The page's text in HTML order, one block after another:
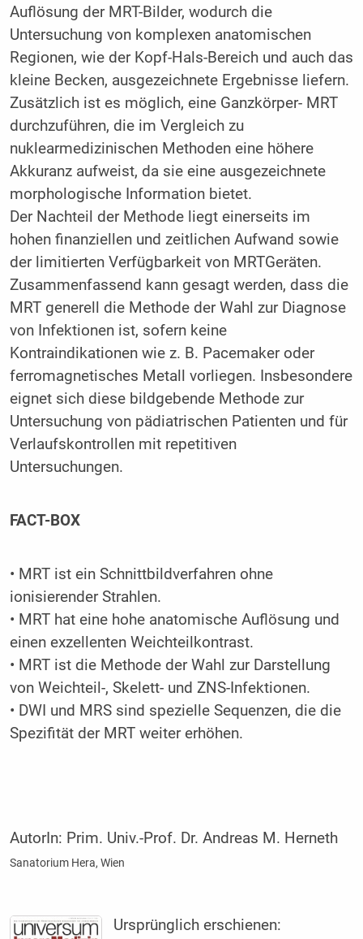
Auflösung der MRT-Bilder, wodurch die
Untersuchung von komplexen anatomischen
Regionen, wie der Kopf-Hals-Bereich und auch das
kleine Becken, ausgezeichnete Ergebnisse liefern.
Zusätzlich ist es möglich, eine Ganzkörper- MRT
durchzuführen, die im Vergleich zu
nuklearmedizinischen Methoden eine höhere
Akkuranz aufweist, da sie eine ausgezeichnete
morphologische Information bietet.
Der Nachteil der Methode liegt einerseits im
hohen finanziellen und zeitlichen Aufwand sowie
der limitierten Verfügbarkeit von MRTGeräten.
Zusammenfassend kann gesagt werden, dass die
MRT generell die Methode der Wahl zur Diagnose
von Infektionen ist, sofern keine
Kontraindikationen wie z. B. Pacemaker oder
ferromagnetisches Metall vorliegen. Insbesondere
eignet sich diese bildgebende Methode zur
Untersuchung von pädiatrischen Patienten und für
Verlaufskontrollen mit repetitiven
Untersuchungen.
FACT-BOX
• MRT ist ein Schnittbildverfahren ohne
ionisierender Strahlen.
• MRT hat eine hohe anatomische Auflösung und
einen exzellenten Weichteilkontrast.
• MRT ist die Methode der Wahl zur Darstellung
von Weichteil-, Skelett- und ZNS-Infektionen.
• DWI und MRS sind spezielle Sequenzen, die die
Spezifität der MRT weiter erhöhen.
AutorIn: Prim. Univ.-Prof. Dr. Andreas M. Herneth
Sanatorium Hera, Wien
Ursprünglich erschienen: